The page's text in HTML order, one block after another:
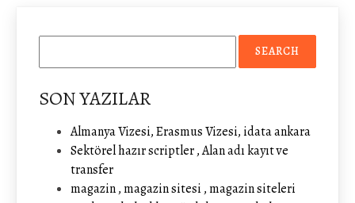
SON YAZILAR
Almanya Vizesi, Erasmus Vizesi, idata ankara
Sektörel hazır scriptler , Alan adı kayıt ve
transfer
magazin , magazin sitesi , magazin siteleri